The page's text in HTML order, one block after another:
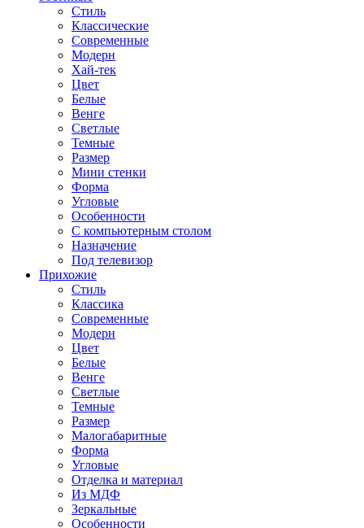
Стиль
Классические
Современные
Модерн
Хай-тек
Цвет
Белые
Венге
Светлые
Темные
Размер
Мини стенки
Форма
Угловые
Особенности
С компьютерным столом
Назначение
Под телевизор
Прихожие
Стиль
Классика
Современные
Модерн
Цвет
Белые
Венге
Светлые
Темные
Размер
Малогабаритные
Форма
Угловые
Отделка и материал
Из МДФ
Зеркальные
Особенности